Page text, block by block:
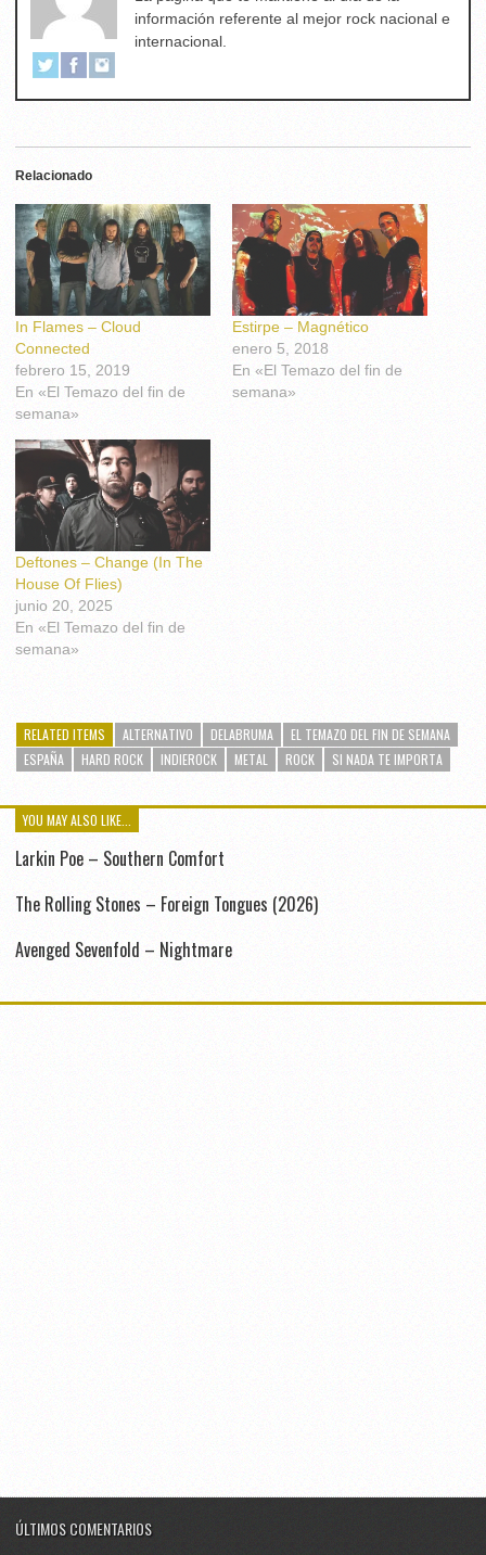
información referente al mejor rock nacional e
internacional.
Relacionado
In Flames – Cloud
Connected
febrero 15, 2019
En «El Temazo del fin de
semana»
Estirpe – Magnético
enero 5, 2018
En «El Temazo del fin de
semana»
Deftones – Change (In The
House Of Flies)
junio 20, 2025
En «El Temazo del fin de
semana»
RELATED ITEMS ALTERNATIVO DELABRUMA
EL TEMAZO DEL FIN DE SEMANA
ESPAÑA
HARD ROCK INDIEROCK METAL ROCK SI NADA TE IMPORTA
YOU MAY ALSO LIKE...
Larkin Poe – Southern Comfort
The Rolling Stones – Foreign Tongues (2026)
Avenged Sevenfold – Nightmare
ÚLTIMOS COMENTARIOS